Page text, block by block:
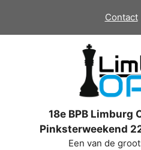
de
Contact
18e BPB Limburg
Pinksterweekend
Een van de